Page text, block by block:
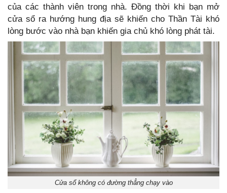
của các thành viên trong nhà. Đồng thời khi bạn mở
cửa sổ ra hướng hung địa sẽ khiến cho Thần Tài khó
lòng bước vào nhà bạn khiến gia chủ khó lòng phát tài.
Cửa sổ không có đường thẳng chạy vào